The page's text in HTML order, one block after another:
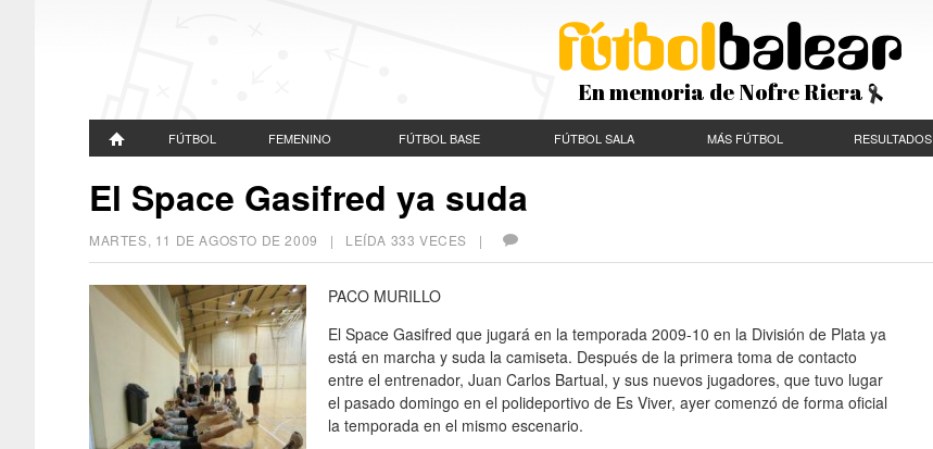
En memoria de Nofre Riera
FÚTBOL FEMENINO FÚTBOL BASE FÚTBOL SALA MÁS FÚTBOL RESULTADOS
El Space Gasifred ya suda
MARTES, 11 DE AGOSTO DE 2009 | LEÍDA 333 VECES |
PACO MURILLO
El Space Gasifred que jugará en la temporada 2009-10 en la División de Plata ya
está en marcha y suda la camiseta. Después de la primera toma de contacto
entre el entrenador, Juan Carlos Bartual, y sus nuevos jugadores, que tuvo lugar
el pasado domingo en el polideportivo de Es Viver, ayer comenzó de forma oficial
la temporada en el mismo escenario.